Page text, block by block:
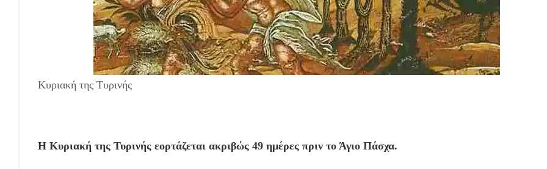
Κυριακή της Τυρινής
Η Κυριακή της Τυρινής εορτάζεται ακριβώς 49 ημέρες πριν το Άγιο Πάσχα.